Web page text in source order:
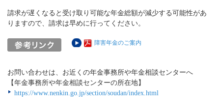
請求が遅くなると受け取り可能な年金総額が減少する可能性があ
りますので、請求は早めに行ってください。
障害年金のご案内
お問い合わせは、お近くの年金事務所や年金相談センターへ
【年金事務所や年金相談センターの所在地】
https://www.nenkin.go.jp/section/soudan/index.html